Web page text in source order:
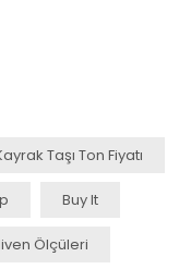
Taşı Ton Fiyatı
Buy It
Ölçüleri